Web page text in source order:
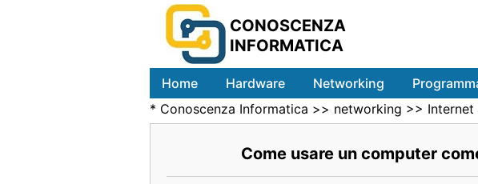
CONOSCENZA
INFORMATICA
Home Hardware Networking
* Conoscenza Informatica >> networking >>
Come usare un computer